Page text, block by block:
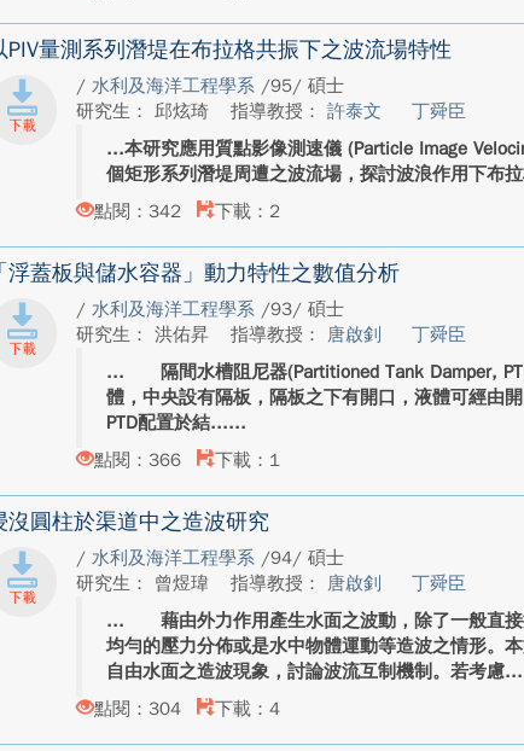
PIV量測系列潛堤在布拉格共振下之波流場特性
/水利及海洋工程學系 /95/ 碩士
研究生： 邱炫琦
指導教授：許泰文
丁舜臣
本研究應用質點影像測速儀 (Particle Image
個矩形系列潛堤周遭之波流場，探討波浪作用下布
點閱：342
下載：2
浮蓋板與儲水容器」動力特性之數值分析
/水利及海洋工程學系 /93/ 碩士
研究生： 洪佑昇
指導教授： 唐啟釗
丁舜臣
隔間水槽阻尼器(Partitioned Tank Damper,
體，中央設有隔板，隔板之下有開口，液體可經由
PTD配置於結...
點閱：366
下載：1
沒圓柱於渠道中之造波研究
/水利及海洋工程學系 /94/ 碩士
研究生： 曾煜瑋
指導教授： 唐啟釗
丁舜臣
藉由外力作用產生水面之波動，除了一般直接
均勻的壓力分佈或是水中物體運動等造波之情形。
自由水面之造波現象，討論波流互制機制。若考慮...
點閱：304
下載：4